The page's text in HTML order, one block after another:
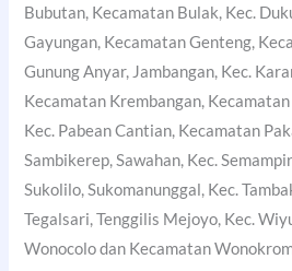
Bubutan, Kecamatan Bulak, Kec.
Gayungan, Kecamatan Genteng,
Gunung Anyar, Jambangan, Kec.
Kecamatan Krembangan,
Kec. Pabean Cantian, Kecamatan
Sambikerep, Sawahan, Kec.
Sukolilo, Sukomanunggal, Kec.
Tegalsari, Tenggilis Mejoyo, Kec.
Wonocolo dan Kecamatan